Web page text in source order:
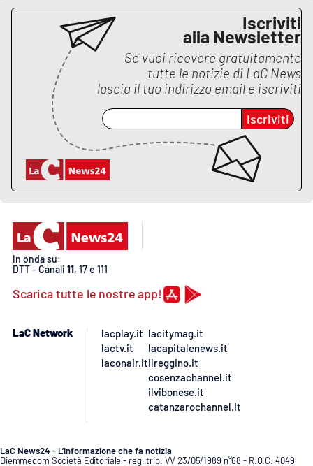
NETWORK
Lacplay.it
Lactv.it
Laconair.it
Lacitymag.it
Lacapitalenews.it
Ilreggino.it
Cosenzachannel.it
Iscriviti
alla Newsletter
Se vuoi ricevere gratuitamente
tutte le notizie di LaC News
lascia il tuo indirizzo email e iscriviti
Iscriviti
In onda su:
DTT - Canali 11, 17 e 111
Scarica tutte le nostre app!
LaC Network
lacplay.it
lactv.it
laconair.it
lacitymag.it
lacapitalenews.it
ilreggino.it
cosenzachannel.it
ilvibonese.it
catanzarochannel.it
LaC News24 - L’informazione che fa notizia
Diemmecom Società Editoriale - reg. trib. VV 23/05/1989 n°68 - R.O.C. 4049